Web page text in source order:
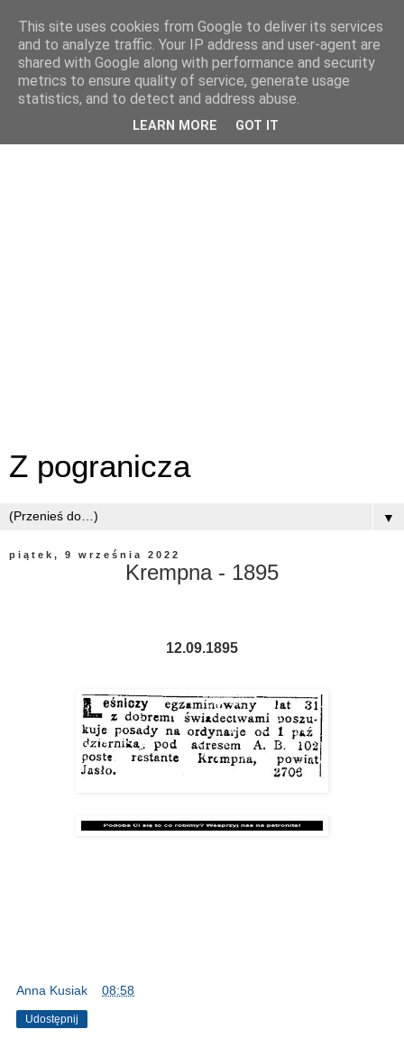
Z pogranicza
▼
piątek, 9 września 2022
Krempna - 1895
12.09.1895
Anna Kusiak 08:58
Udostępnij
This site uses cookies from Google to deliver its services
and to analyze traffic. Your IP address and user-agent are
shared with Google along with performance and security
metrics to ensure quality of service, generate usage
statistics, and to detect and address abuse.
LEARN MORE GOT IT